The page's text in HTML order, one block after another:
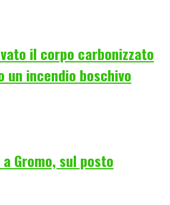
il corpo carbonizzato
un incendio boschivo
Gromo, sul posto